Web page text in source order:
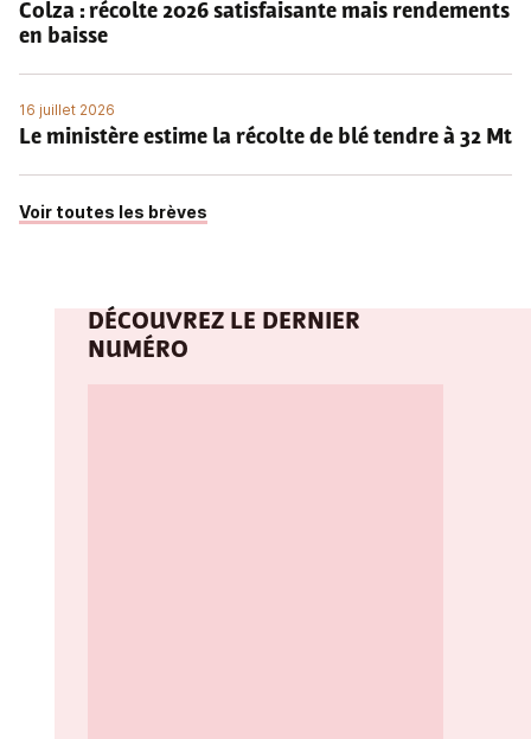
Colza : récolte 2026 satisfaisante mais rendements
en baisse
16 juillet 2026
Le ministère estime la récolte de blé tendre à 32 Mt
Voir toutes les brèves
DÉCOUVREZ LE DERNIER
NUMÉRO